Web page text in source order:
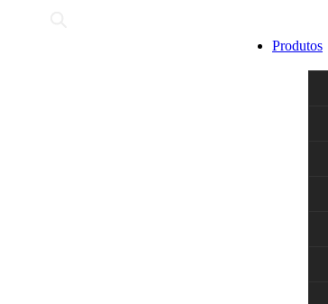
Produtos